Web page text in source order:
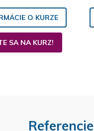
O KURZE
SA NA KURZ!
Referencie